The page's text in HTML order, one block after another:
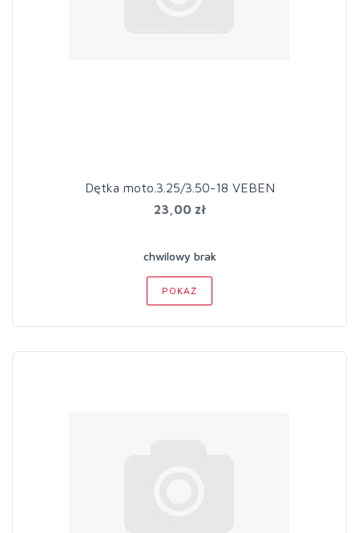
Dętka moto.3.25/3.50-18 VEBEN
23,00 zł
chwilowy brak
POKAŻ